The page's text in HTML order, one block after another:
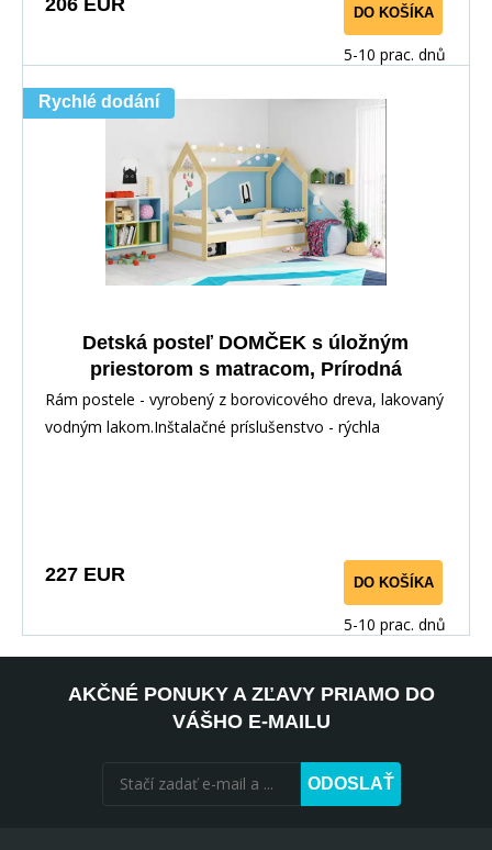
DO KOŠÍKA
5-10 prac. dnů
Rychlé dodání
Detská posteľ DOMČEK s úložným
priestorom s matracom, Prírodná
Rám postele - vyrobený z borovicového dreva, lakovaný
vodným lakom.Inštalačné príslušenstvo - rýchla
227 EUR DO KOŠÍKA
5-10 prac. dnů
AKČNÉ PONUKY A ZĽAVY PRIAMO DO
VÁŠHO E-MAILU
ODOSLAŤ